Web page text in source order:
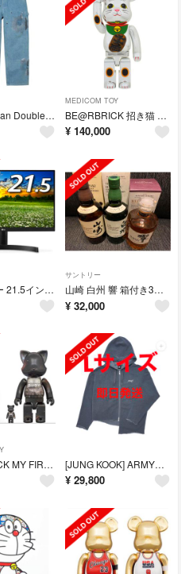
Nate Lowman Double Knee Painter Pant 30
MEDICOM TOY
BE@RBRICK 招き猫 銀メッキ 発光 1000％
¥ 140,000
LG モニター 21.5インチ IPS液晶 傷なし美品
サントリー
山崎 白州 響 箱付き3本セット
¥ 32,000
BE@RBRICK MY FIRST B@BY SPACE2体セット [JUNG KOOK] ARMYST ZIP-UP HOODY BLACK L
¥ 29,800